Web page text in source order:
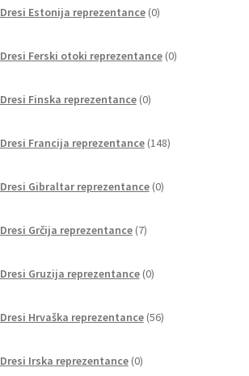
Dresi Estonija reprezentance 0izdelkov
Dresi Ferski otoki reprezentance 0izdelkov
Dresi Finska reprezentance 0izdelkov
Dresi Francija reprezentance 148izdelkov
Dresi Gibraltar reprezentance 0izdelkov
Dresi Grčija reprezentance 7izdelkov
Dresi Gruzija reprezentance 0izdelkov
Dresi Hrvaška reprezentance 56izdelkov
Dresi Irska reprezentance 0izdelkov